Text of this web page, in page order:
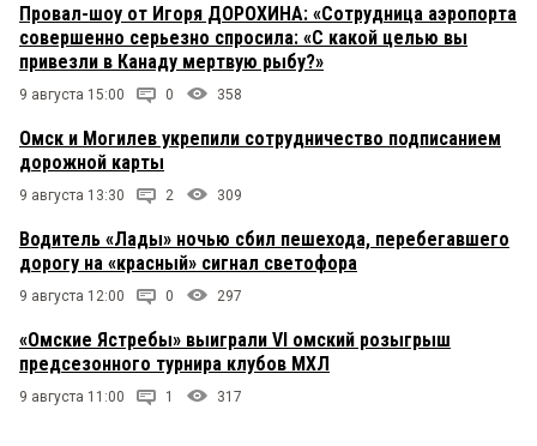
Провал-шоу от Игоря ДОРОХИНА: «Сотрудница аэропорта
совершенно серьезно спросила: «С какой целью вы
привезли в Канаду мертвую рыбу?»
9 августа 15:00 0 358
Омск и Могилев укрепили сотрудничество подписанием
дорожной карты
9 августа 13:30 2 309
Водитель «Лады» ночью сбил пешехода, перебегавшего
дорогу на «красный» сигнал светофора
9 августа 12:00 0 297
«Омские Ястребы» выиграли VI омский розыгрыш
предсезонного турнира клубов МХЛ
9 августа 11:00 1 317